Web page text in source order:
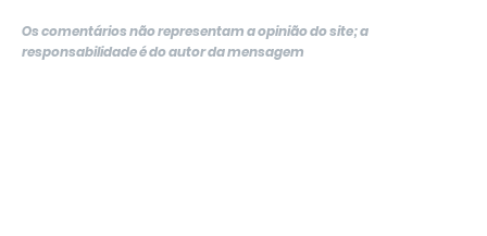
Os comentários não representam a opinião do site; a
responsabilidade é do autor da mensagem